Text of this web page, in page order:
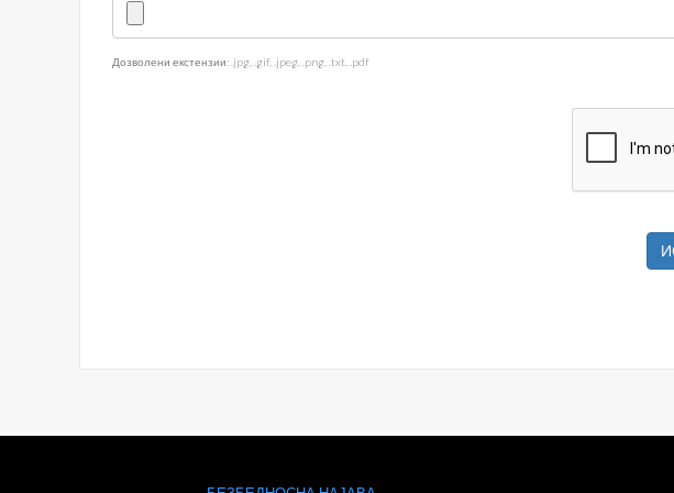
Дозволени екстензии: .jpg, .gif, .jpeg, .png, .txt, .pdf